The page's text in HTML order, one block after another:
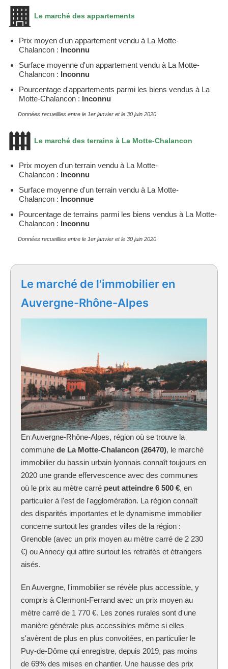
Le marché des appartements
Prix moyen d'un appartement vendu à La Motte-
Chalancon : Inconnu
Surface moyenne d'un appartement vendu à La Motte-
Chalancon : Inconnu
Pourcentage d'appartements parmi les biens vendus à La
Motte-Chalancon : Inconnu
Données recueillies entre le 1er janvier et le 30 juin 2020
Le marché des terrains à La Motte-Chalancon
Prix moyen d'un terrain vendu à La Motte-
Chalancon : Inconnu
Surface moyenne d'un terrain vendu à La Motte-
Chalancon : Inconnue
Pourcentage de terrains parmi les biens vendus à La Motte-
Chalancon : Inconnu
Données recueillies entre le 1er janvier et le 30 juin 2020
Le marché de l'immobilier en
Auvergne-Rhône-Alpes
En Auvergne-Rhône-Alpes, région où se trouve la
commune de La Motte-Chalancon (26470), le marché
immobilier du bassin urbain lyonnais connaît toujours en
2020 une grande effervescence avec des communes
où le prix au mètre carré peut atteindre 6 500 €, en
particulier à l'est de l'agglomération. La région connaît
des disparités importantes et le dynamisme immobilier
concerne surtout les grandes villes de la région :
Grenoble (avec un prix moyen au mètre carré de 2 230
€) ou Annecy qui attire surtout les retraités et étrangers
aisés.
En Auvergne, l'immobilier se révèle plus accessible, y
compris à Clermont-Ferrand avec un prix moyen au
mètre carré de 1 770 €. Les zones rurales sont d'une
manière générale plus accessibles même si elles
s'avèrent de plus en plus convoitées, en particulier le
Puy-de-Dôme qui enregistre, depuis 2019, pas moins
de 69% des mises en chantier. Une hausse des prix